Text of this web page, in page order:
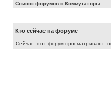
Список форумов » Коммутаторы
Кто сейчас на форуме
Сейчас этот форум просматривают: